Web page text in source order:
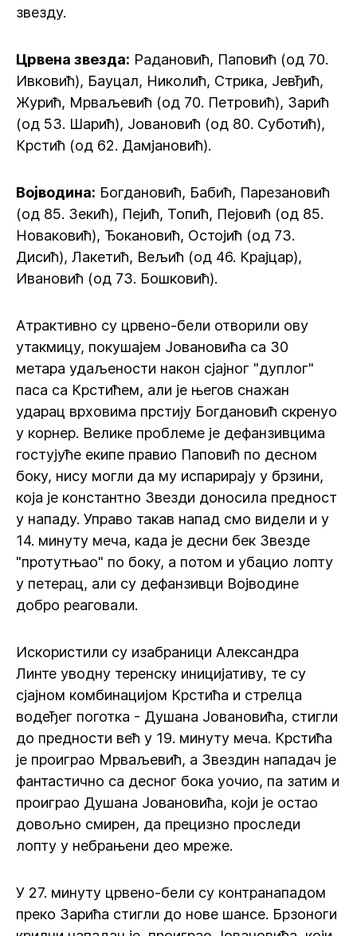
звезду.
Црвена звезда: Радановић, Паповић (од 70.
Ивковић), Бауцал, Николић, Стрика, Јевђић,
Журић, Мрваљевић (од 70. Петровић), Зарић
(од 53. Шарић), Јовановић (од 80. Суботић),
Крстић (од 62. Дамјановић).
Војводина: Богдановић, Бабић, Парезановић
(од 85. Зекић), Пејић, Топић, Пејовић (од 85.
Новаковић), Ђокановић, Остојић (од 73.
Дисић), Лакетић, Вељић (од 46. Крајцар),
Ивановић (од 73. Бошковић).
Атрактивно су црвено-бели отворили ову
утакмицу, покушајем Јовановића са 30
метара удаљености након сјајног "дуплог"
паса са Крстићем, али је његов снажан
ударац врховима прстију Богдановић скренуо
у корнер. Велике проблеме је дефанзивцима
гостујуће екипе правио Паповић по десном
боку, нису могли да му испарирају у брзини,
која је константно Звезди доносила предност
у нападу. Управо такав напад смо видели и у
14. минуту меча, када је десни бек Звезде
"протутњао" по боку, а потом и убацио лопту
у петерац, али су дефанзивци Војводине
добро реаговали.
Искористили су изабраници Александра
Линте уводну теренску иницијативу, те су
сјајном комбинацијом Крстића и стрелца
водеђег поготка - Душана Јовановића, стигли
до предности већ у 19. минуту меча. Крстића
је проиграо Мрваљевић, а Звездин нападач је
фантастично са десног бока уочио, па затим и
проиграо Душана Јовановића, који је остао
довољно смирен, да прецизно проследи
лопту у небрањени део мреже.
У 27. минуту црвено-бели су контранападом
преко Зарића стигли до нове шансе. Брзоноги